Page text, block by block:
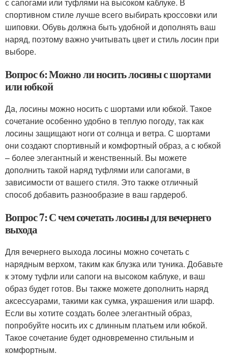
спортивном стиле лучше всего выбирать кроссовки или
шиповки. Обувь должна быть удобной и дополнять ваш
наряд, поэтому важно учитывать цвет и стиль лосин при
выборе.
Вопрос 6: Можно ли носить лосины с шортами
или юбкой
Да, лосины можно носить с шортами или юбкой. Такое
сочетание особенно удобно в теплую погоду, так как
лосины защищают ноги от солнца и ветра. С шортами
они создают спортивный и комфортный образ, а с юбкой
– более элегантный и женственный. Вы можете
дополнить такой наряд туфлями или сапогами, в
зависимости от вашего стиля. Это также отличный
способ добавить разнообразие в ваш гардероб.
Вопрос 7: С чем сочетать лосины для вечернего
выхода
Для вечернего выхода лосины можно сочетать с
нарядным верхом, таким как блузка или туника. Добавьте
к этому туфли или сапоги на высоком каблуке, и ваш
образ будет готов. Вы также можете дополнить наряд
аксессуарами, такими как сумка, украшения или шарф.
Если вы хотите создать более элегантный образ,
попробуйте носить их с длинным платьем или юбкой.
Такое сочетание будет одновременно стильным и
комфортным.